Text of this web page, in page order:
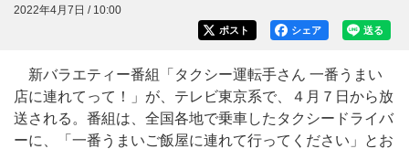
2022年4月7日 / 10:00
送る
シェア
ポスト
新バラエティー番組「タクシー運転手さん 一番うまい
店に連れてって！」が、テレビ東京系で、４月７日から放
送される。番組は、全国各地で乗車したタクシードライバ
ーに、「一番うまいご飯屋に連れて行ってください」とお